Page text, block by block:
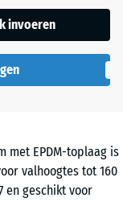
met EPDM-toplaag is
valhoogtes tot 160
en geschikt voor
invoeren